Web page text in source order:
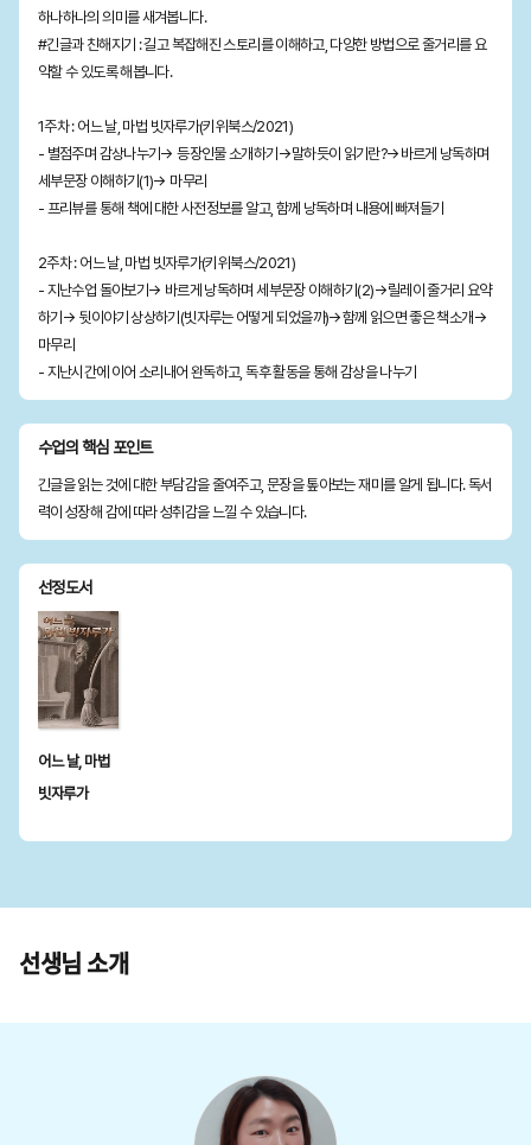
하나하나의 의미를 새겨봅니다.
#긴글과 친해지기 : 길고 복잡해진 스토리를 이해하고, 다양한 방법으로 줄거리를 요
약할 수 있도록 해봅니다.
1주차 : 어느 날, 마법 빗자루가(키위북스/2021)
- 별점주며 감상나누기→ 등장인물 소개하기→말하듯이 읽기란?→바르게 낭독하며
세부문장 이해하기(1)→ 마무리
- 프리뷰를 통해 책에 대한 사전정보를 알고, 함께 낭독하며 내용에 빠져들기
2주차 : 어느 날, 마법 빗자루가(키위북스/2021)
- 지난수업 돌아보기→ 바르게 낭독하며 세부문장 이해하기(2)→릴레이 줄거리 요약
하기→ 뒷이야기 상상하기(빗자루는 어떻게 되었을까)→함께 읽으면 좋은 책소개→
마무리
- 지난시간에 이어 소리내어 완독하고, 독후 활동을 통해 감상을 나누기
수업의 핵심 포인트
긴글을 읽는 것에 대한 부담감을 줄여주고, 문장을 톺아보는 재미를 알게 됩니다. 독서
력이 성장해 감에 따라 성취감을 느낄 수 있습니다.
선정도서
어느 날, 마법
빗자루가
선생님 소개